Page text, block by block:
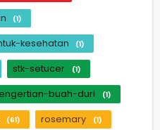
(1)
kesehatan (1)
stk-setucer (1)
buah-duri (1)
(61) rosemary (1)